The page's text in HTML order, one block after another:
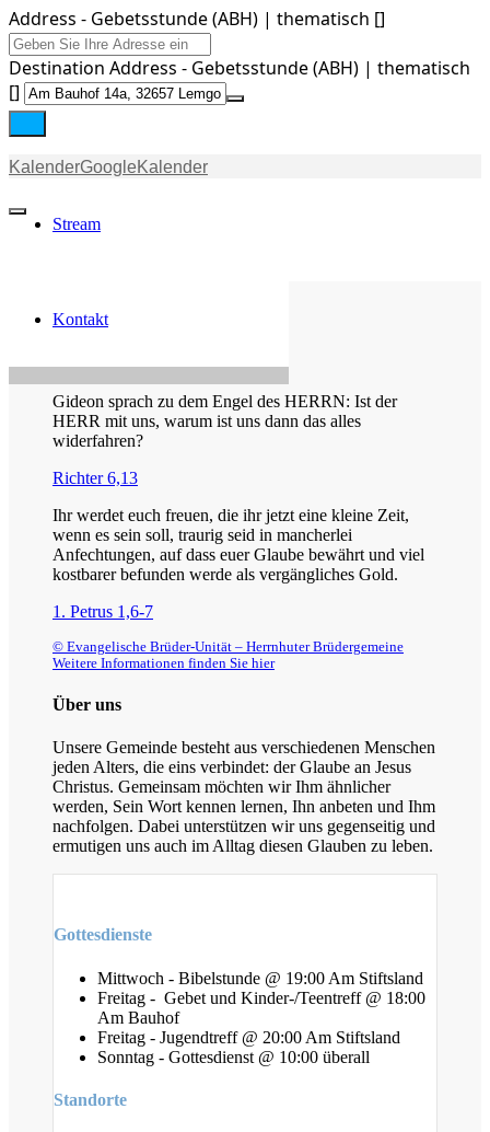
Junge Erwachsene
Junge Erwachsene
Gemeinde Hameln
MBG Hameln
Stream
Kontakt
Address - Gebetsstunde (ABH) | thematisch []
Destination Address - Gebetsstunde (ABH) | thematisch
[]
KalenderGoogleKalender
Gideon sprach zu dem Engel des HERRN: Ist der
HERR mit uns, warum ist uns dann das alles
widerfahren?
Richter 6,13
Ihr werdet euch freuen, die ihr jetzt eine kleine Zeit,
wenn es sein soll, traurig seid in mancherlei
Anfechtungen, auf dass euer Glaube bewährt und viel
kostbarer befunden werde als vergängliches Gold.
1. Petrus 1,6-7
© Evangelische Brüder-Unität – Herrnhuter Brüdergemeine
Weitere Informationen finden Sie hier
Über uns
Unsere Gemeinde besteht aus verschiedenen Menschen
jeden Alters, die eins verbindet: der Glaube an Jesus
Christus. Gemeinsam möchten wir Ihm ähnlicher
werden, Sein Wort kennen lernen, Ihn anbeten und Ihm
nachfolgen. Dabei unterstützen wir uns gegenseitig und
ermutigen uns auch im Alltag diesen Glauben zu leben.
Gottesdienste
Mittwoch - Bibelstunde @ 19:00 Am Stiftsland
Freitag - Gebet und Kinder-/Teentreff @ 18:00
Am Bauhof
Freitag - Jugendtreff @ 20:00 Am Stiftsland
Sonntag - Gottesdienst @ 10:00 überall
Standorte